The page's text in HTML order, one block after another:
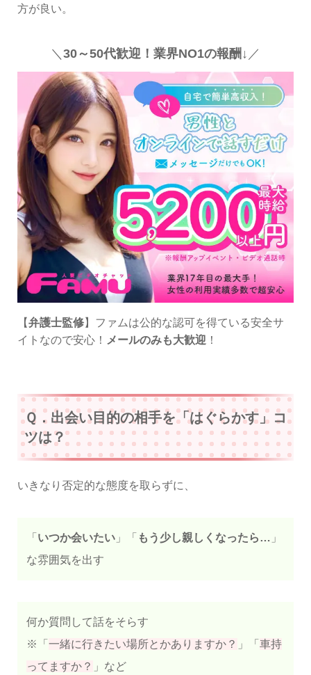
方が良い。
＼ 30～50代歓迎！業界NO1の報酬↓ ／
【弁護士監修】ファムは公的な認可を得ている安全サ
イトなので安心！ メールのみも大歓迎 ！
Ｑ．出会い目的の相手を「はぐらかす」コ
ツは？
いきなり否定的な態度を取らずに、
「 いつか会いたい」「 もう少し親しくなったら… 」
な雰囲気を出す
何か質問して話をそらす
※「 一緒に行きたい場所とかありますか？ 」「 車持
ってますか？ 」など